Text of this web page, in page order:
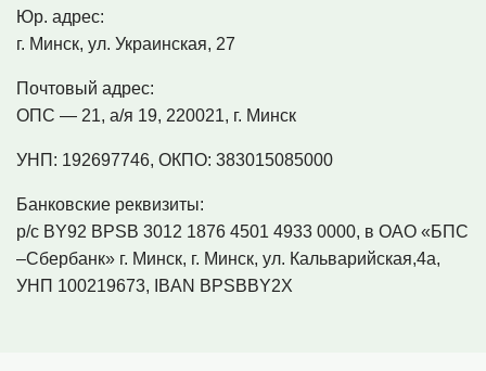
Юр. адрес:
г. Минск, ул. Украинская, 27
Почтовый адрес:
ОПС — 21, а/я 19, 220021, г. Минск
УНП: 192697746, ОКПО: 383015085000
Банковские реквизиты:
р/с BY92 BPSB 3012 1876 4501 4933 0000, в ОАО «БПС
–Сбербанк» г. Минск, г. Минск, ул. Кальварийская,4а,
УНП 100219673, IBAN BPSBBY2X